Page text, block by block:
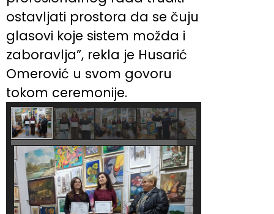
ostavljati prostora da se čuju
glasovi koje sistem možda i
zaboravlja”, rekla je Husarić
Omerović u svom govoru
tokom ceremonije.